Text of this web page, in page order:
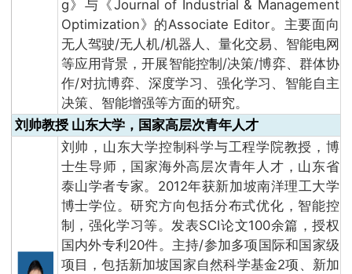
g》与《Journal of Industrial & Management
Optimization》的Associate Editor。主要面向
无人驾驶/无人机/机器人、量化交易、智能电网
等应用背景，开展智能控制/决策/博弈、群体协
作/对抗博弈、深度学习、强化学习、智能自主
决策、智能增强等方面的研究。
刘帅教授 山东大学，国家高层次青年人才
刘帅，山东大学控制科学与工程学院教授，博
士生导师，国家海外高层次青年人才，山东省
泰山学者专家。2012年获新加坡南洋理工大学
博士学位。研究方向包括分布式优化，智能控
制，强化学习等。发表SCI论文100余篇，授权
国内外专利20件。主持/参加多项国际和国家级
项目，包括新加坡国家自然科学基金2项、新加